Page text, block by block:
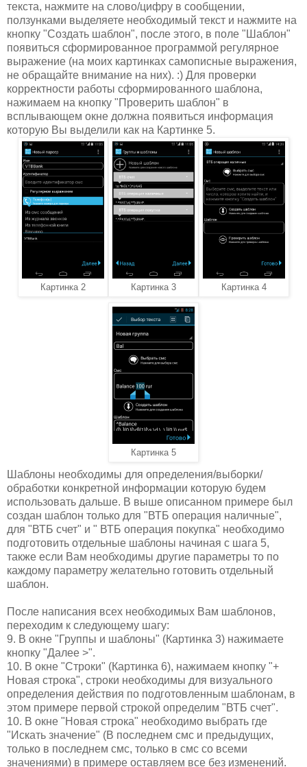
текста, нажмите на слово/цифру в сообщении,
ползунками выделяете необходимый текст и нажмите на
кнопку "Создать шаблон", после этого, в поле "Шаблон"
появиться сформированное программой регулярное
выражение (на моих картинках самописные выражения,
не обращайте внимание на них). :) Для проверки
корректности работы сформированного шаблона,
нажимаем на кнопку "Проверить шаблон" в
всплывающем окне должна появиться информация
которую Вы выделили как на Картинке 5.
Картинка 2 Картинка 3 Картинка 4
Картинка 5
Шаблоны необходимы для определения/выборки/
обработки конкретной информации которую будем
использовать дальше. В выше описанном примере был
создан шаблон только для "ВТБ операция наличные",
для "ВТБ счет" и " ВТБ операция покупка" необходимо
подготовить отдельные шаблоны начиная с шага 5,
также если Вам необходимы другие параметры то по
каждому параметру желательно готовить отдельный
шаблон.
После написания всех необходимых Вам шаблонов,
переходим к следующему шагу:
9. В окне "Группы и шаблоны" (Картинка 3) нажимаете
кнопку "Далее >".
10. В окне "Строки" (Картинка 6), нажимаем кнопку "+
Новая строка", строки необходимы для визуального
определения действия по подготовленным шаблонам, в
этом примере первой строкой определим "ВТБ счет".
10. В окне "Новая строка" необходимо выбрать где
"Искать значение" (В последнем смс и предыдущих,
только в последнем смс, только в смс со всеми
значениями) в примере оставляем все без изменений.